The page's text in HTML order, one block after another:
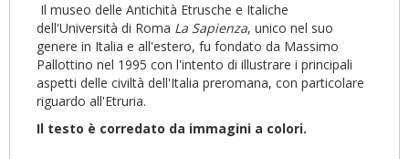
Il museo delle Antichità Etrusche e Italiche
dell'Università di Roma La Sapienza, unico nel suo
genere in Italia e all'estero, fu fondato da Massimo
Pallottino nel 1995 con l'intento di illustrare i principali
aspetti delle civiltà dell'Italia preromana, con particolare
riguardo all'Etruria.
Il testo è corredato da immagini a colori.